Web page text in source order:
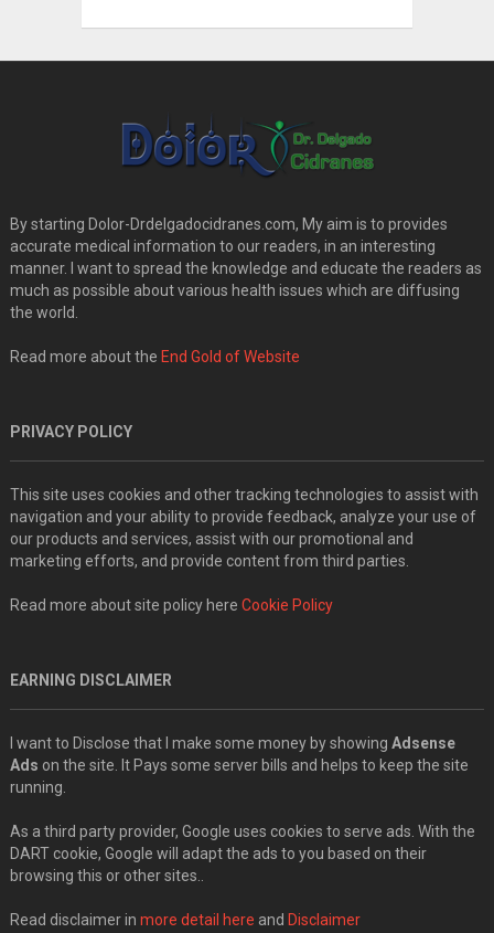
By starting Dolor-Drdelgadocidranes.com, My aim is to provides
accurate medical information to our readers, in an interesting
manner. I want to spread the knowledge and educate the readers as
much as possible about various health issues which are diffusing
the world.
Read more about the End Gold of Website
PRIVACY POLICY
This site uses cookies and other tracking technologies to assist with
navigation and your ability to provide feedback, analyze your use of
our products and services, assist with our promotional and
marketing efforts, and provide content from third parties.
Read more about site policy here Cookie Policy
EARNING DISCLAIMER
I want to Disclose that I make some money by showing Adsense
Ads on the site. It Pays some server bills and helps to keep the site
running.
As a third party provider, Google uses cookies to serve ads. With the
DART cookie, Google will adapt the ads to you based on their
browsing this or other sites..
Read disclaimer in more detail here and Disclaimer